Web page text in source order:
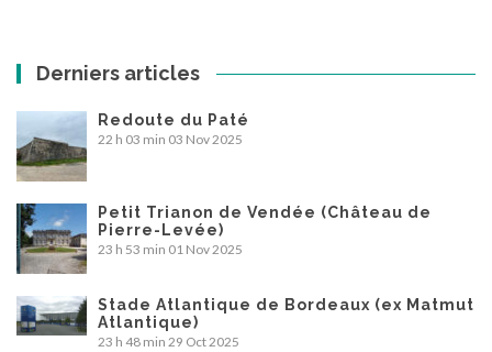
Derniers articles
Redoute du Paté
22 h 03 min 03 Nov 2025
Petit Trianon de Vendée (Château de
Pierre-Levée)
23 h 53 min 01 Nov 2025
Stade Atlantique de Bordeaux (ex Matmut
Atlantique)
23 h 48 min 29 Oct 2025